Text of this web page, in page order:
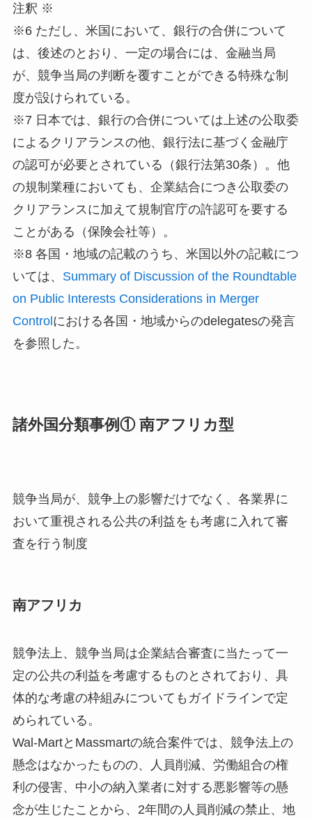
注釈 ※
※6 ただし、米国において、銀行の合併について
は、後述のとおり、一定の場合には、金融当局
が、競争当局の判断を覆すことができる特殊な制
度が設けられている。
※7 日本では、銀行の合併については上述の公取委
によるクリアランスの他、銀行法に基づく金融庁
の認可が必要とされている（銀行法第30条）。他
の規制業種においても、企業結合につき公取委の
クリアランスに加えて規制官庁の許認可を要する
ことがある（保険会社等）。
※8 各国・地域の記載のうち、米国以外の記載につ
いては、 Summary of Discussion of the Roundtable
on Public Interests Considerations in Merger
Controlにおける各国・地域からのdelegatesの発言
を参照した。
諸外国分類事例① 南アフリカ型
競争当局が、競争上の影響だけでなく、各業界に
おいて重視される公共の利益をも考慮に入れて審
査を行う制度
南アフリカ
競争法上、競争当局は企業結合審査に当たって一
定の公共の利益を考慮するものとされており、具
体的な考慮の枠組みについてもガイドラインで定
められている。
Wal-MartとMassmartの統合案件では、競争法上の
懸念はなかったものの、人員削減、労働組合の権
利の侵害、中小の納入業者に対する悪影響等の懸
念が生じたことから、2年間の人員削減の禁止、地